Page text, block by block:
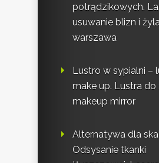
potrądzikowych.
usuwanie blizn i
warszawa
Lustro w sypialni –
make up. Lustra do
makeup mirror
Alternatywa dla
Odsysanie tkanki